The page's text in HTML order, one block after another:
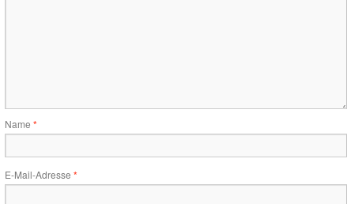
Name *
E-Mail-Adresse *